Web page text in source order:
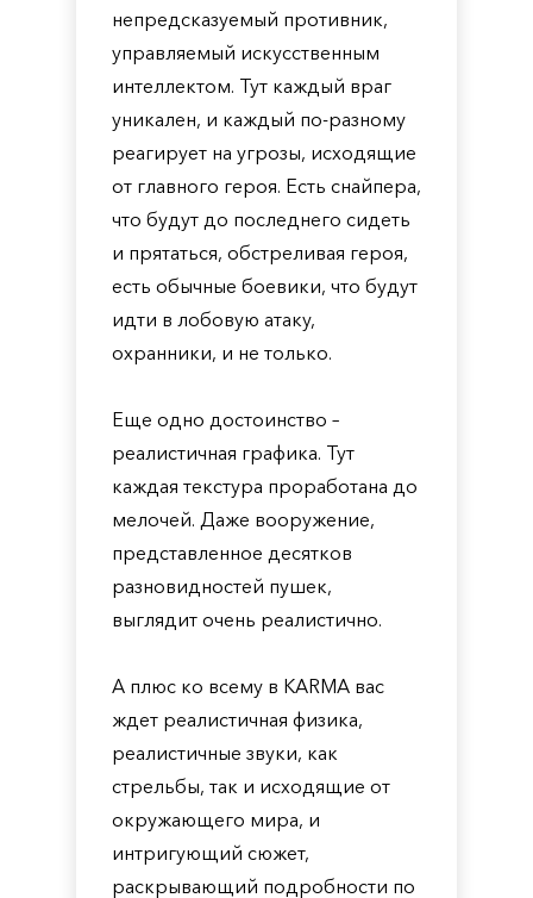
непредсказуемый противник,
управляемый искусственным
интеллектом. Тут каждый враг
уникален, и каждый по-разному
реагирует на угрозы, исходящие
от главного героя. Есть снайпера,
что будут до последнего сидеть
и прятаться, обстреливая героя,
есть обычные боевики, что будут
идти в лобовую атаку,
охранники, и не только.
Еще одно достоинство –
реалистичная графика. Тут
каждая текстура проработана до
мелочей. Даже вооружение,
представленное десятков
разновидностей пушек,
выглядит очень реалистично.
А плюс ко всему в KARMA вас
ждет реалистичная физика,
реалистичные звуки, как
стрельбы, так и исходящие от
окружающего мира, и
интригующий сюжет,
раскрывающий подробности по